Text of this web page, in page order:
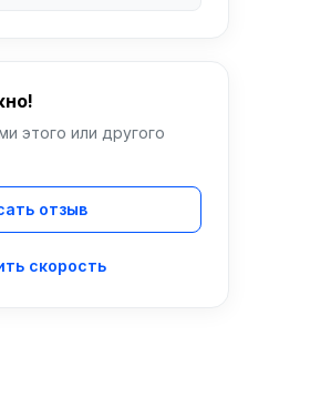
этого или другого
отзыв
скорость